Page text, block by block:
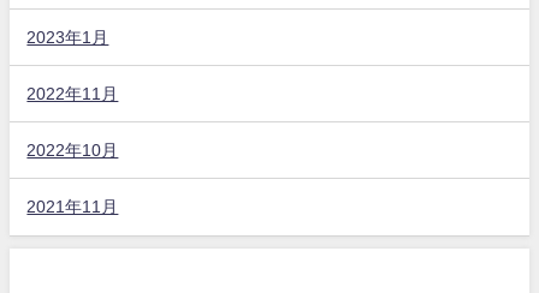
2023年1月
2022年11月
2022年10月
2021年11月